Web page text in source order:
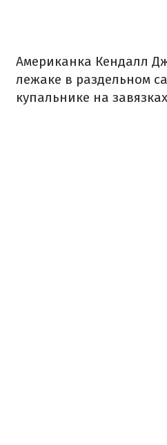
Американка Кендалл
лежаке в раздельном
купальнике на